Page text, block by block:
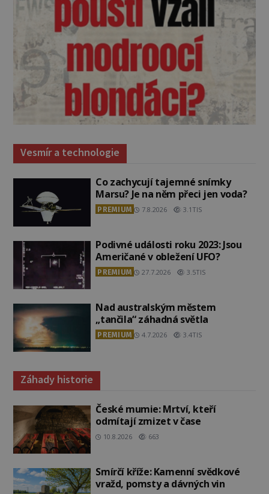
Vesmír a technologie
Co zachycují tajemné snímky
Marsu? Je na něm přeci jen voda?
PREMIUM 7.8.2026 3.1TIS
Podivné události roku 2023: Jsou
Američané v obležení UFO?
PREMIUM 27.7.2026 3.5TIS
Nad australským městem
„tančila“ záhadná světla
PREMIUM 4.7.2026 3.4TIS
Záhady historie
České mumie: Mrtví, kteří
odmítají zmizet v čase
10.8.2026 663
Smírčí kříže: Kamenní svědkové
vražd, pomsty a dávných vin